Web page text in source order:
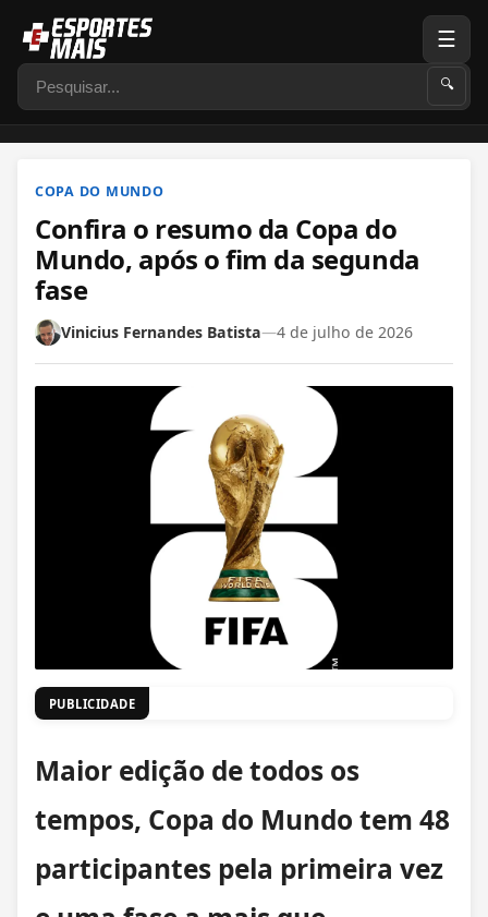
Pesquisar 🔍
☰
COPA DO MUNDO
Confira o resumo da Copa do
Mundo, após o fim da segunda
fase
Vinicius Fernandes Batista—4 de julho de 2026
PUBLICIDADE
Maior edição de todos os
tempos, Copa do Mundo tem 48
participantes pela primeira vez